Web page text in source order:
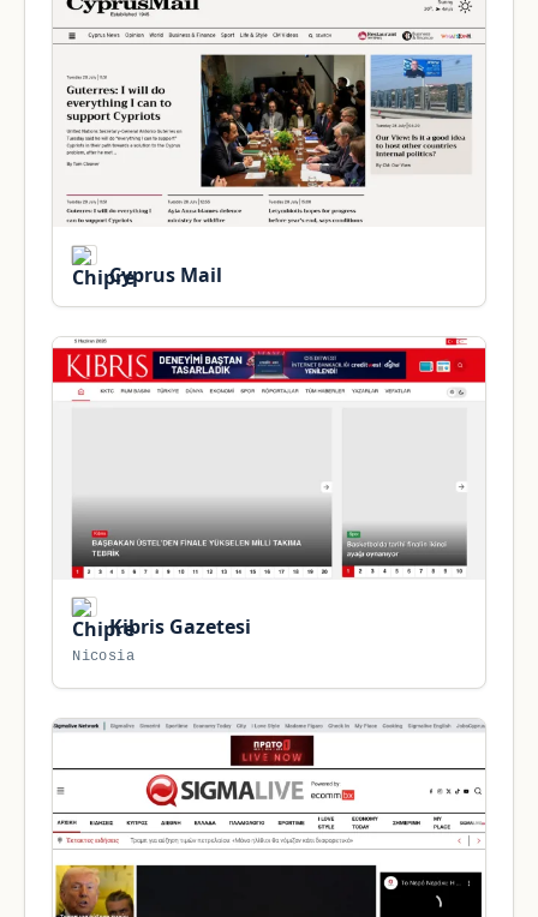
Cyprus Mail
Kibris Gazetesi
Nicosia